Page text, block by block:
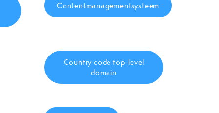
Contentmanagementsysteem
Country code top-level
domain